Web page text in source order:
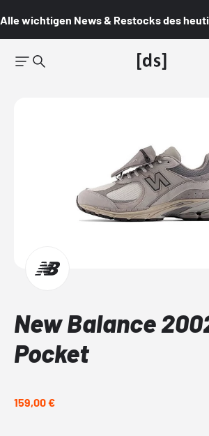
Alle wichtigen News & Restocks des
New Balance
Pocket
159,00 €